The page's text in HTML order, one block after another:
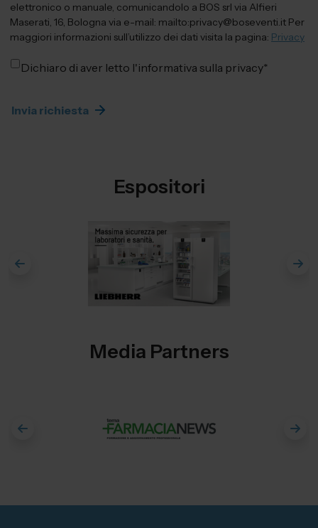
elettronico o manuale, comunicandolo a BOS srl via Alfieri
Maserati, 16, Bologna via e-mail: mailto:privacy@boseventi.it Per
maggiori informazioni sull’utilizzo dei dati visita la pagina: Privacy
Dichiaro di aver letto l'informativa sulla privacy*
Espositori
Media Partners